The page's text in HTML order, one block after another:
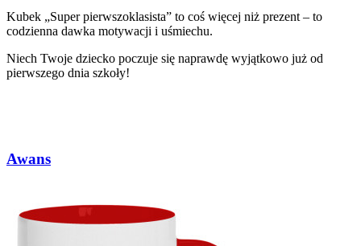
Kubek „Super pierwszoklasista” to coś więcej niż prezent – to
codzienna dawka motywacji i uśmiechu.
Niech Twoje dziecko poczuje się naprawdę wyjątkowo już od
pierwszego dnia szkoły!
Awans